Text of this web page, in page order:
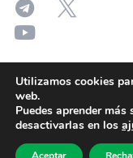
Utilizamos cookies
web.
Puedes aprender
desactivarlas en los